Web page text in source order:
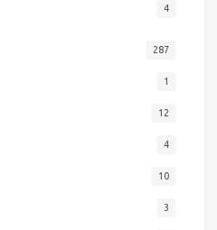
4
287
1
12
4
10
3